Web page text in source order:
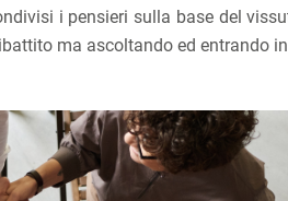
i pensieri sulla base del
ma ascoltando ed entrando